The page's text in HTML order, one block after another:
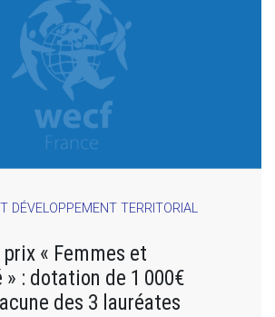
DÉVELOPPEMENT TERRITORIAL
« Femmes et
: dotation de 1 000€
des 3 lauréates